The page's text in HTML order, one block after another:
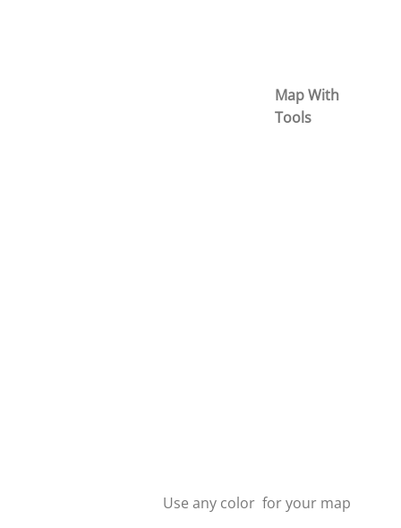
Map With
Tools
Use any color for your map